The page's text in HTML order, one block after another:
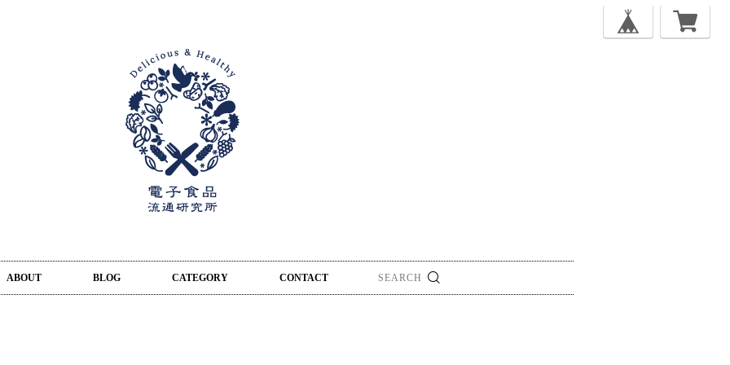
ABOUT BLOG CATEGORY CONTACT